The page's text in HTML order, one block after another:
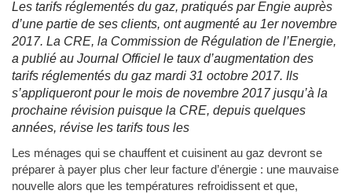
Les tarifs réglementés du gaz, pratiqués par Engie auprès
d’une partie de ses clients, ont augmenté au 1er novembre
2017. La CRE, la Commission de Régulation de l’Energie,
a publié au Journal Officiel le taux d’augmentation des
tarifs réglementés du gaz mardi 31 octobre 2017. Ils
s’appliqueront pour le mois de novembre 2017 jusqu’à la
prochaine révision puisque la CRE, depuis quelques
années, révise les tarifs tous les
Les ménages qui se chauffent et cuisinent au gaz devront se
préparer à payer plus cher leur facture d’énergie : une mauvaise
nouvelle alors que les températures refroidissent et que,